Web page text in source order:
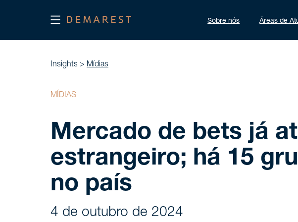
Sobre nós Áreas de
Insights > Mídias
MÍDIAS
Mercado de bets já
estrangeiro; há 15
no país
4 de outubro de 2024